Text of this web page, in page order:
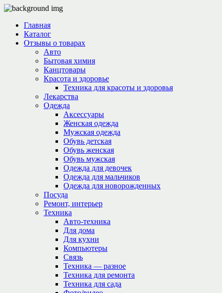
Главная
Каталог
Отзывы о товарах
Авто
Бытовая химия
Канцтовары
Красота и здоровье
Техника для красоты и здоровья
Лекарства
Одежда
Аксессуары
Женская одежда
Мужская одежда
Обувь детская
Обувь женская
Обувь мужская
Одежда для девочек
Одежда для мальчиков
Одежда для новорожденных
Посуда
Ремонт, интерьер
Техника
Авто-техника
Для дома
Для кухни
Компьютеры
Связь
Техника — разное
Техника для ремонта
Техника для сада